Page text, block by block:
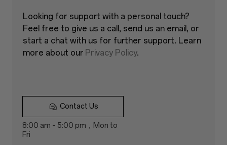
Looking for support with a personal touch?
Feel free to give us a call, send us an email, or
start a chat with us for further support. Learn
more about our Privacy Policy.
Contact Us
8:00 am – 5:00 pm，Mon to
Fri